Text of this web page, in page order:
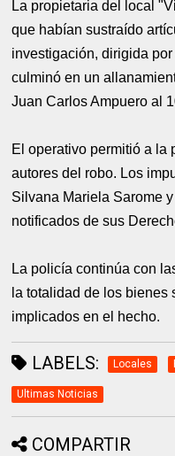
La propietaria del local
que habían sustraído
investigación, dirigida
culminó en un
Juan Carlos Ampuero al
El operativo permitió a la
autores del robo. Los
Silvana Mariela Sarome
notificados de sus
La policía continúa con
la totalidad de los bienes
implicados en el hecho.
LABELS: Locales
Ultimas Noticias
COMPARTIR